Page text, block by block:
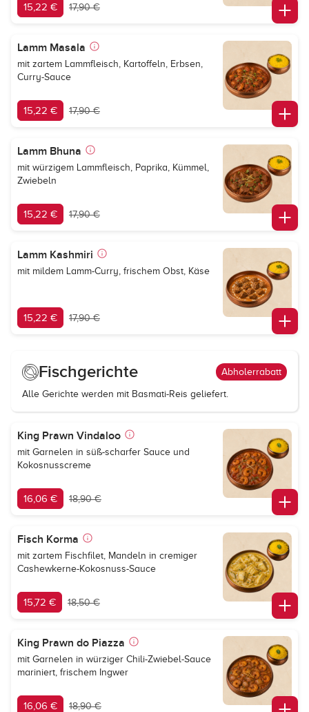
15,22 € 17,90 €
Lamm Masala
mit zartem Lammfleisch, Kartoffeln, Erbsen,
Curry-Sauce
15,22 € 17,90 €
Lamm Bhuna
mit würzigem Lammfleisch, Paprika, Kümmel,
Zwiebeln
15,22 € 17,90 €
Lamm Kashmiri
mit mildem Lamm-Curry, frischem Obst, Käse
15,22 € 17,90 €
Fischgerichte Abholerrabatt
Alle Gerichte werden mit Basmati-Reis geliefert.
King Prawn Vindaloo
mit Garnelen in süß-scharfer Sauce und
Kokosnusscreme
16,06 € 18,90 €
Fisch Korma
mit zartem Fischfilet, Mandeln in cremiger
Cashewkerne-Kokosnuss-Sauce
15,72 € 18,50 €
King Prawn do Piazza
mit Garnelen in würziger Chili-Zwiebel-Sauce
mariniert, frischem Ingwer
16,06 € 18,90 €